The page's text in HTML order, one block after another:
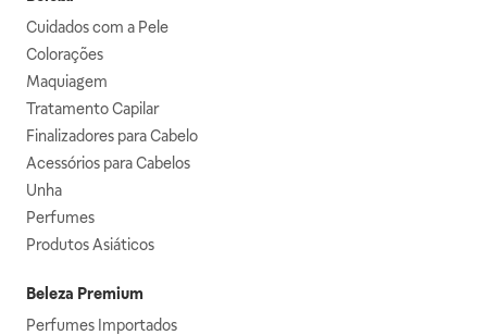
Cuidados com a Pele
Colorações
Maquiagem
Tratamento Capilar
Finalizadores para Cabelo
Acessórios para Cabelos
Unha
Perfumes
Produtos Asiáticos
Beleza Premium
Perfumes Importados